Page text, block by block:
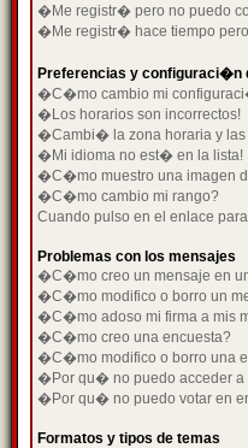
�Me registr� pero no puedo
�Me registr� hace tiempo
Preferencias y configuraci�n
�C�mo cambio mi
�Los horarios son incorrectos!
�Cambi� la zona horaria y las
�Mi idioma no est� en la lista!
�C�mo muestro una imagen
�C�mo cambio mi rango?
Cuando pulso en el enlace
Problemas con los mensajes
�C�mo creo un mensaje en
�C�mo modifico o borro un
�C�mo adoso mi firma a mis
�C�mo creo una encuesta?
�C�mo modifico o borro una
�Por qu� no puedo acceder a
�Por qu� no puedo votar en
Formatos y tipos de temas